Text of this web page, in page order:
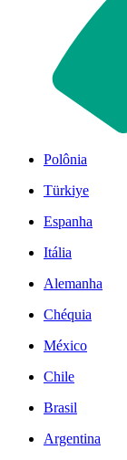
Polônia
Türkiye
Espanha
Itália
Alemanha
Chéquia
México
Chile
Brasil
Argentina